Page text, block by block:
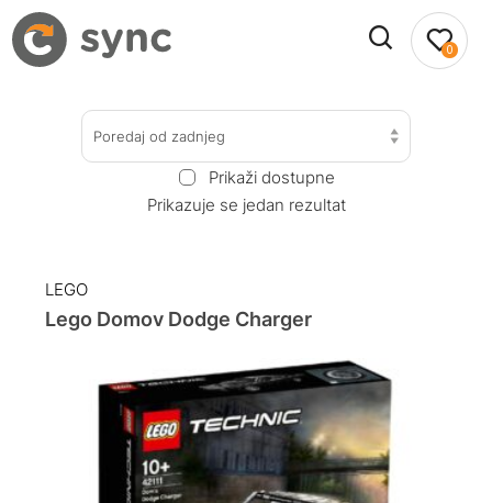
0
Poredaj od zadnjeg
Prikaži dostupne
Prikazuje se jedan rezultat
LEGO
Lego Domov Dodge Charger